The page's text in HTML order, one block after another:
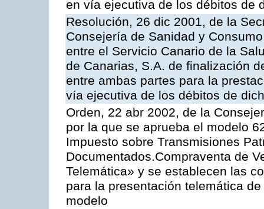
en vía ejecutiva de los débitos de
Resolución, 26 dic 2001, de la
Consejería de Sanidad y
entre el Servicio Canario de la
de Canarias, S.A. de finalización
entre ambas partes para la
vía ejecutiva de los débitos de
Orden, 22 abr 2002, de la
por la que se aprueba el modelo
Impuesto sobre Transmisiones
Documentados.Compraventa de
Telemática» y se establecen las
para la presentación telemática
modelo